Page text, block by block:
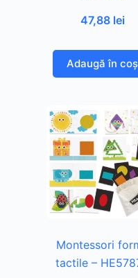
47,88 lei
Adaugă în coș
Montessori
tactile –